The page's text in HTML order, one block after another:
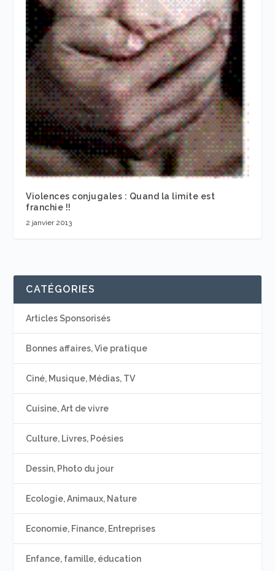
Violences conjugales : Quand la limite est
franchie !!
2 janvier 2013
CATÉGORIES
Articles Sponsorisés
Bonnes affaires, Vie pratique
Ciné, Musique, Médias, TV
Cuisine, Art de vivre
Culture, Livres, Poésies
Dessin, Photo du jour
Ecologie, Animaux, Nature
Economie, Finance, Entreprises
Enfance, famille, éducation